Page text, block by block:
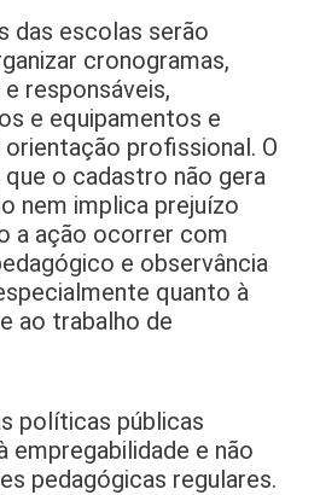
das escolas serão
cronogramas,
responsáveis,
e equipamentos e
profissional. O
o cadastro não gera
nem implica prejuízo
a ação ocorrer com
e observância
quanto à
ao trabalho de
políticas públicas
empregabilidade e não
pedagógicas regulares.